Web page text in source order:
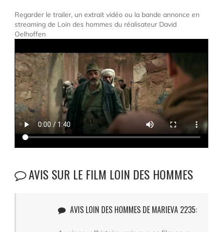
Regarder le trailer, un extrait vidéo ou la bande annonce en
streaming de Loin des hommes du réalisateur David
Oelhoffen
AVIS SUR LE FILM LOIN DES HOMMES
AVIS LOIN DES HOMMES DE MARIEVA 2235: